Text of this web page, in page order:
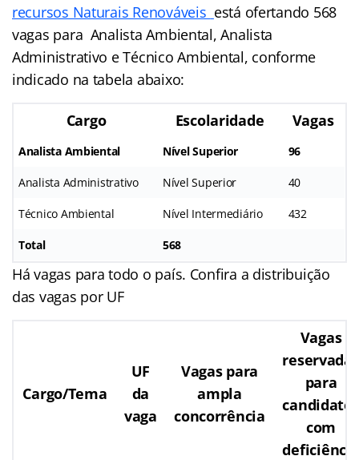
recursos Naturais Renováveis está ofertando 568
vagas para Analista Ambiental, Analista
Administrativo e Técnico Ambiental, conforme
indicado na tabela abaixo:
Cargo Escolaridade Vagas
Analista Ambiental Nível Superior 96
Analista Administrativo Nível Superior 40
Técnico Ambiental Nível Intermediário 432
Total 568
Há vagas para todo o país. Confira a distribuição
das vagas por UF
Cargo/Tema
UF
da
vaga
Vagas para
ampla
concorrência
Vagas
reservadas
para
candidatos
com
deficiência